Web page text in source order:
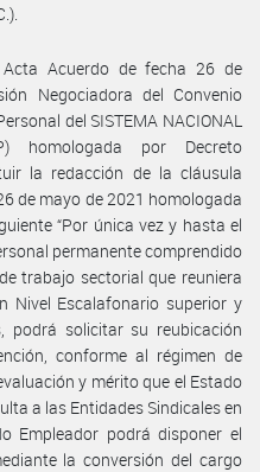
Acuerdo de fecha 26 de
Negociadora del Convenio
del SISTEMA NACIONAL
homologada por Decreto
la redacción de la cláusula
de mayo de 2021 homologada
“Por única vez y hasta el
permanente comprendido
trabajo sectorial que reuniera
Nivel Escalafonario superior y
podrá solicitar su reubicación
conforme al régimen de
y mérito que el Estado
a las Entidades Sindicales en
Empleador podrá disponer el
la conversión del cargo